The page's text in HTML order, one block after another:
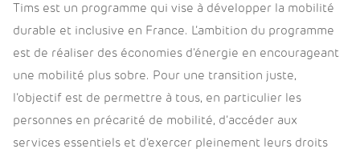
Tims est un programme qui vise à développer la mobilité
durable et inclusive en France. L’ambition du programme
est de réaliser des économies d’énergie en encourageant
une mobilité plus sobre. Pour une transition juste,
l’objectif est de permettre à tous, en particulier les
personnes en précarité de mobilité, d’accéder aux
services essentiels et d’exercer pleinement leurs droits